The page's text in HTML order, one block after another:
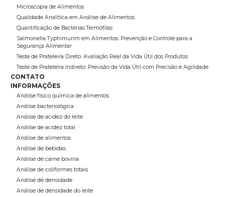
Microscopia de Alimentos
Qualidade Analítica em Análise de Alimentos
Quantificação de Bactérias Termófilas
Salmonella Typhimurim em Alimentos: Prevenção e Controle para a
Segurança Alimentar
Teste de Prateleira Direto: Avaliação Real da Vida Útil dos Produtos
Teste de Prateleira Indireto: Previsão da Vida Útil com Precisão e Agilidade
CONTATO
INFORMAÇÕES
Análise físico química de alimentos
Análise bacteriológica
Análise de acidez do leite
Análise de acidez total
Análise de alimentos
Análise de bebidas
Análise de carne bovina
Análise de coliformes totais
Análise de densidade
Análise de densidade do leite